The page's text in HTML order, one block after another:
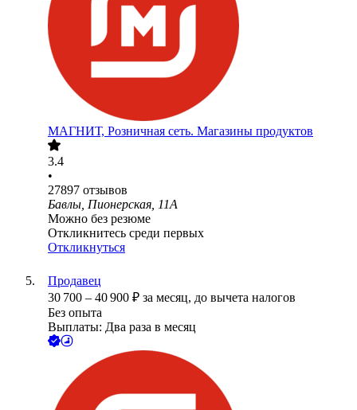
МАГНИТ, Розничная сеть. Магазины продуктов
3.4
•
27897 отзывов
Бавлы, Пионерская, 11А
Можно без резюме
Откликнитесь среди первых
Откликнуться
Продавец
30 700 – 40 900 ₽ за месяц, до вычета налогов
Без опыта
Выплаты: Два раза в месяц